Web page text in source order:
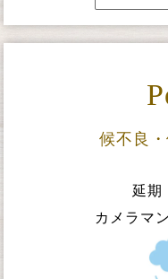
候不良
延期
カメラマ